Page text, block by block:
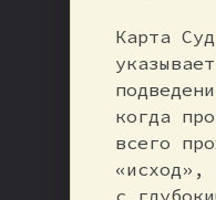
Карта
когда
всего
«исход»,